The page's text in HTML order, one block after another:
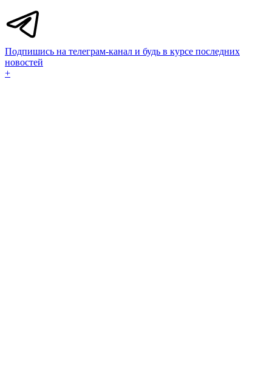
Подпишись на телеграм-канал и будь в курсе последних
новостей
+